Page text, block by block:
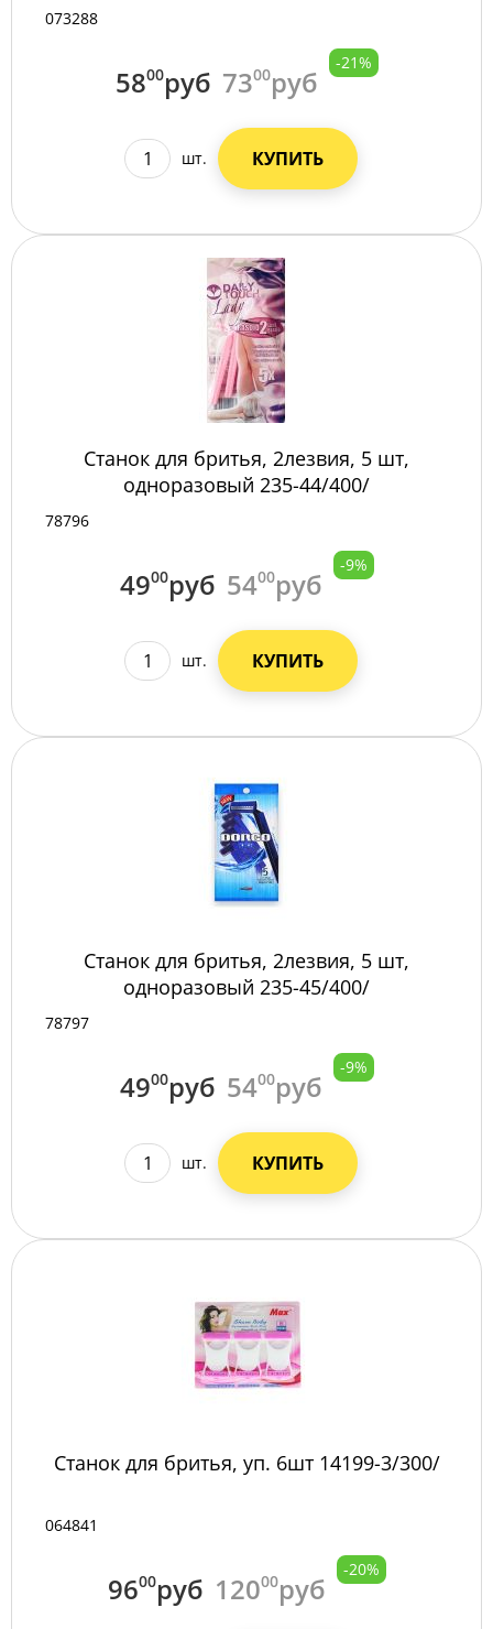
073288
5800руб 7300руб
-21%
шт. КУПИТЬ
Станок для бритья, 2лезвия, 5 шт,
одноразовый 235-44/400/
78796
4900руб 5400руб
-9%
шт. КУПИТЬ
Станок для бритья, 2лезвия, 5 шт,
одноразовый 235-45/400/
78797
4900руб 5400руб
-9%
шт. КУПИТЬ
Станок для бритья, уп. 6шт 14199-3/300/
064841
9600руб 12000руб
-20%